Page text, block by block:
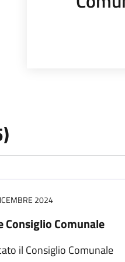
2024
Consiglio Comunale
il Consiglio Comunale